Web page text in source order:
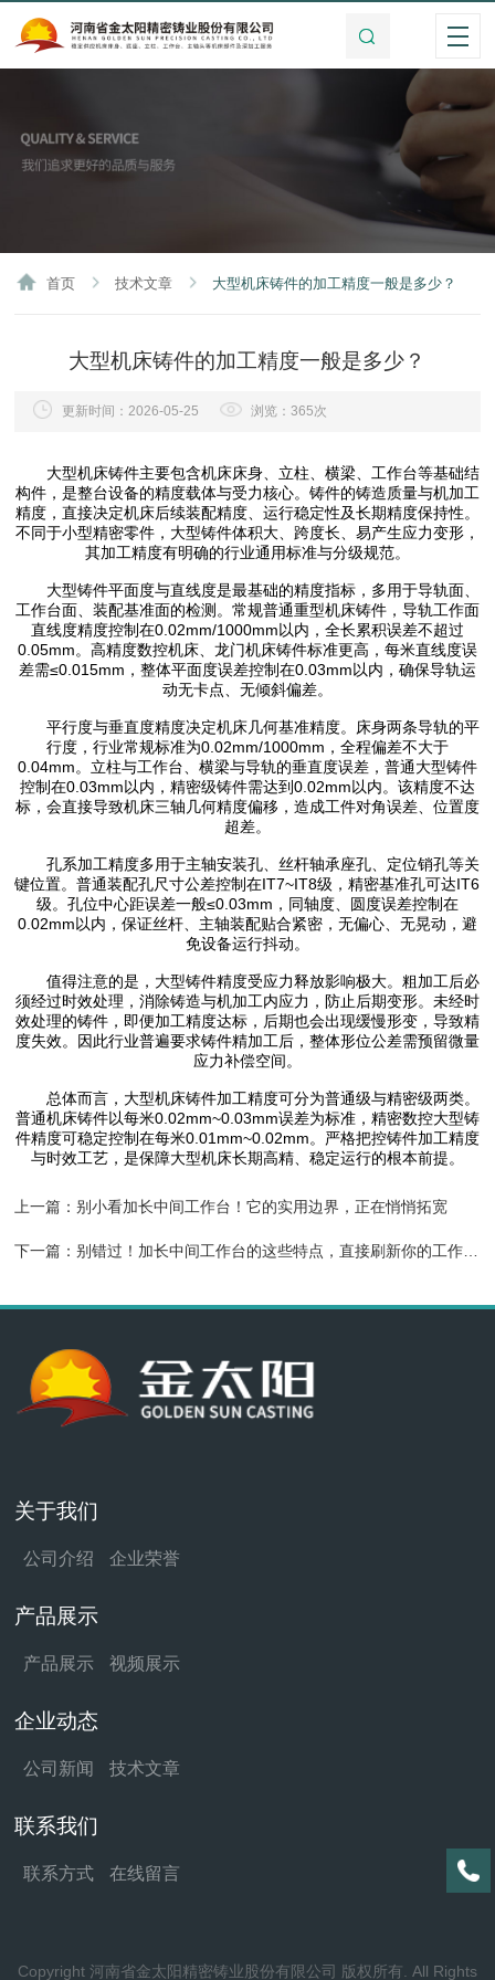
首页 技术文章 大型机床铸件的加工精度一般是多少？
大型机床铸件的加工精度一般是多少？
更新时间：2026-05-25 浏览：365次
大型机床铸件主要包含机床床身、立柱、横梁、工作台等基础结
构件，是整台设备的精度载体与受力核心。铸件的铸造质量与机加工
精度，直接决定机床后续装配精度、运行稳定性及长期精度保持性。
不同于小型精密零件，大型铸件体积大、跨度长、易产生应力变形，
其加工精度有明确的行业通用标准与分级规范。
大型铸件平面度与直线度是最基础的精度指标，多用于导轨面、
工作台面、装配基准面的检测。常规普通重型机床铸件，导轨工作面
直线度精度控制在0.02mm/1000mm以内，全长累积误差不超过
0.05mm。高精度数控机床、龙门机床铸件标准更高，每米直线度误
差需≤0.015mm，整体平面度误差控制在0.03mm以内，确保导轨运
动无卡点、无倾斜偏差。
平行度与垂直度精度决定机床几何基准精度。床身两条导轨的平
行度，行业常规标准为0.02mm/1000mm，全程偏差不大于
0.04mm。立柱与工作台、横梁与导轨的垂直度误差，普通大型铸件
控制在0.03mm以内，精密级铸件需达到0.02mm以内。该精度不达
标，会直接导致机床三轴几何精度偏移，造成工件对角误差、位置度
超差。
孔系加工精度多用于主轴安装孔、丝杆轴承座孔、定位销孔等关
键位置。普通装配孔尺寸公差控制在IT7~IT8级，精密基准孔可达IT6
级。孔位中心距误差一般≤0.03mm，同轴度、圆度误差控制在
0.02mm以内，保证丝杆、主轴装配贴合紧密，无偏心、无晃动，避
免设备运行抖动。
值得注意的是，大型铸件精度受应力释放影响极大。粗加工后必
须经过时效处理，消除铸造与机加工内应力，防止后期变形。未经时
效处理的铸件，即便加工精度达标，后期也会出现缓慢形变，导致精
度失效。因此行业普遍要求铸件精加工后，整体形位公差需预留微量
应力补偿空间。
总体而言，大型机床铸件加工精度可分为普通级与精密级两类。
普通机床铸件以每米0.02mm~0.03mm误差为标准，精密数控大型铸
件精度可稳定控制在每米0.01mm~0.02mm。严格把控铸件加工精度
与时效工艺，是保障大型机床长期高精、稳定运行的根本前提。
上一篇：别小看加长中间工作台！它的实用边界，正在悄悄拓宽
下一篇：别错过！加长中间工作台的这些特点，直接刷新你的工作体验
关于我们
公司介绍 企业荣誉
产品展示
产品展示 视频展示
企业动态
公司新闻 技术文章
联系我们
联系方式 在线留言
Copyright 河南省金太阳精密铸业股份有限公司 版权所有. All Rights